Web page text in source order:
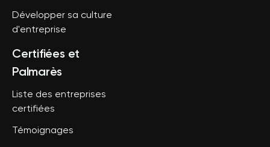
Développer sa culture
d'entreprise
Certifiées et
Palmarès
Liste des entreprises
certifiées
Témoignages